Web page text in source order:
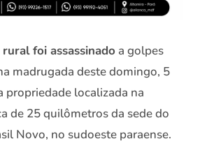
foi assassinado a golpes
madrugada deste domingo, 5
propriedade localizada na
de 25 quilômetros da sede do
Novo, no sudoeste paraense.